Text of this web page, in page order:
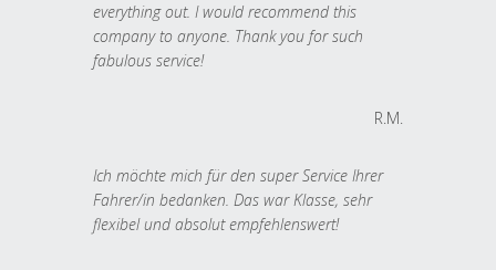
everything out. I would recommend this
company to anyone. Thank you for such
fabulous service!
R.M.
Ich möchte mich für den super Service Ihrer
Fahrer/in bedanken. Das war Klasse, sehr
flexibel und absolut empfehlenswert!